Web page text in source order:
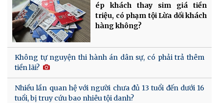
ép khách thay sim giá tiền
triệu, có phạm tội Lừa dối khách
hàng không?
Không tự nguyện thi hành án dân sự, có phải trả thêm
tiền lãi?
Nhiều lần quan hệ với người chưa đủ 13 tuổi đến dưới 16
tuổi, bị truy cứu bao nhiêu tội danh?